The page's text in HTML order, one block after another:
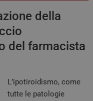
della
del farmacista
L’ipotiroidismo, come
tutte le patologie